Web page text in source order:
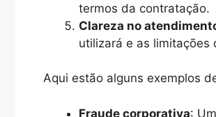
termos da contratação.
Clareza no
utilizará e as limitações
Aqui estão alguns exemplos
Fraude corporativa: